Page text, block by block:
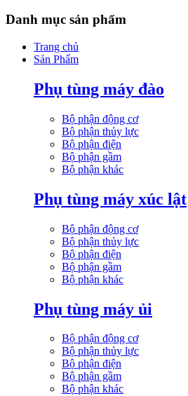
Danh mục sản phẩm
Trang chủ
Sản Phẩm
Phụ tùng máy đào
Bộ phận động cơ
Bộ phận thủy lực
Bộ phận điện
Bộ phận gầm
Bộ phận khác
Phụ tùng máy xúc lật
Bộ phận động cơ
Bộ phận thủy lực
Bộ phận điện
Bộ phận gầm
Bộ phận khác
Phụ tùng máy ủi
Bộ phận động cơ
Bộ phận thủy lực
Bộ phận điện
Bộ phận gầm
Bộ phận khác